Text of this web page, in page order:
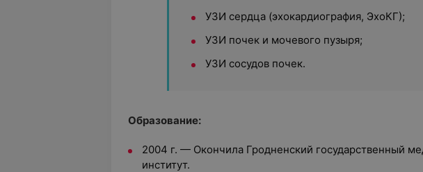
УЗИ сердца (эхокардиография, ЭхоКГ);
УЗИ почек и мочевого пузыря;
УЗИ сосудов почек.
Образование:
2004 г. — Окончила Гродненский государственный
институт.